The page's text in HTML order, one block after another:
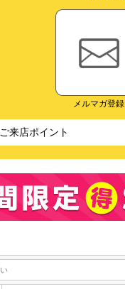
メルマガ登録
ご来店ポイント